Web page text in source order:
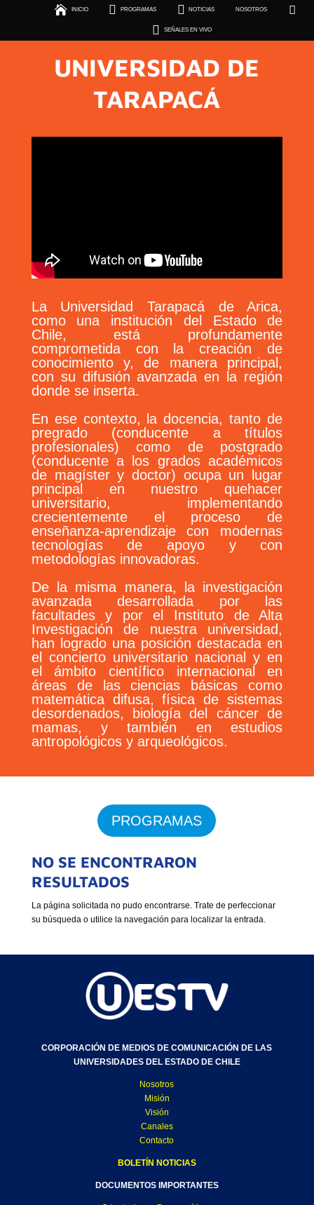
 INICIO  PROGRAMAS  NOTICIAS NOSOTROS 
 SEÑALES EN VIVO
 SEÑALES EN VIVO
UNIVERSIDAD DE
TARAPACÁ
La Universidad Tarapacá de Arica,
como una institución del Estado de
Chile, está profundamente
comprometida con la creación de
conocimiento y, de manera principal,
con su difusión avanzada en la región
donde se inserta.
En ese contexto, la docencia, tanto de
pregrado (conducente a títulos
profesionales) como de postgrado
(conducente a los grados académicos
de magíster y doctor) ocupa un lugar
principal en nuestro quehacer
universitario, implementando
crecientemente el proceso de
enseñanza-aprendizaje con modernas
tecnologías de apoyo y con
metodologías innovadoras.
De la misma manera, la investigación
avanzada desarrollada por las
facultades y por el Instituto de Alta
Investigación de nuestra universidad,
han logrado una posición destacada en
el concierto universitario nacional y en
el ámbito científico internacional en
áreas de las ciencias básicas como
matemática difusa, física de sistemas
desordenados, biología del cáncer de
mamas, y también en estudios
antropológicos y arqueológicos.
PROGRAMAS
NO SE ENCONTRARON
RESULTADOS
La página solicitada no pudo encontrarse. Trate de perfeccionar
su búsqueda o utilice la navegación para localizar la entrada.
CORPORACIÓN DE MEDIOS DE COMUNICACIÓN DE LAS
UNIVERSIDADES DEL ESTADO DE CHILE
Nosotros
Misión
Visión
Canales
Contacto
BOLETÍN NOTICIAS
DOCUMENTOS IMPORTANTES